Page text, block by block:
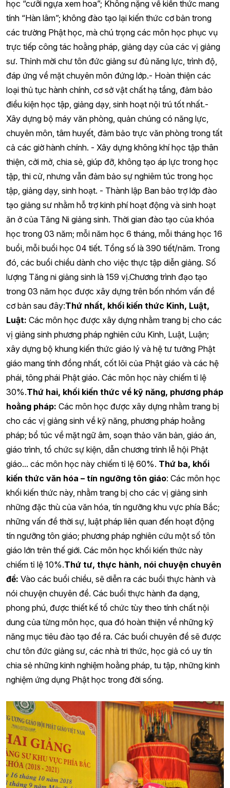
học “cưỡi ngựa xem hoa”; Không nặng về kiến thức mang
tính “Hàn lâm”; không đào tạo lại kiến thức cơ bản trong
các trường Phật học, mà chú trọng các môn học phục vụ
trực tiếp công tác hoằng pháp, giảng dạy của các vị giảng
sư. Thỉnh mời chư tôn đức giảng sư đủ năng lực, trình độ,
đáp ứng về mặt chuyên môn đứng lớp.- Hoàn thiện các
loại thủ tục hành chính, cơ sở vật chất hạ tầng, đảm bảo
điều kiện học tập, giảng dạy, sinh hoạt nội trú tốt nhất.-
Xây dựng bộ máy văn phòng, quản chúng có năng lực,
chuyên môn, tâm huyết, đảm bảo trực văn phòng trong tất
cả các giờ hành chính. - Xây dựng không khí học tập thân
thiện, cởi mở, chia sẻ, giúp đỡ, không tạo áp lực trong học
tập, thi cử, nhưng vẫn đảm bảo sự nghiêm túc trong học
tập, giảng dạy, sinh hoạt. - Thành lập Ban bảo trợ lớp đào
tạo giảng sư nhằm hỗ trợ kinh phí hoạt động và sinh hoạt
ăn ở của Tăng Ni giảng sinh. Thời gian đào tạo của khóa
học trong 03 năm; mỗi năm học 6 tháng, mỗi tháng học 16
buổi, mỗi buổi học 04 tiết. Tổng số là 390 tiết/năm. Trong
đó, các buổi chiều dành cho việc thực tập diễn giảng. Số
lượng Tăng ni giảng sinh là 159 vị.Chương trình đạo tạo
trong 03 năm học được xây dựng trên bốn nhóm vấn đề
cơ bản sau đây:Thứ nhất, khối kiến thức Kinh, Luật,
Luật: Các môn học được xây dựng nhằm trang bị cho các
vị giảng sinh phương pháp nghiên cứu Kinh, Luật, Luận;
xây dựng bộ khung kiến thức giáo lý và hệ tư tưởng Phật
giáo mang tính đồng nhất, cốt lõi của Phật giáo và các hệ
phái, tông phái Phật giáo. Các môn học này chiếm tỉ lệ
30%.Thứ hai, khối kiến thức về kỹ năng, phương pháp
hoằng pháp: Các môn học được xây dựng nhằm trang bị
cho các vị giảng sinh về kỹ năng, phương pháp hoằng
pháp; bổ túc về mặt ngữ âm, soạn thảo văn bản, giáo án,
giáo trình, tổ chức sự kiện, dẫn chương trình lễ hội Phật
giáo... các môn học này chiếm tỉ lệ 60%. Thứ ba, khối
kiến thức văn hóa – tín ngưỡng tôn giáo: Các môn học
khối kiến thức này, nhằm trang bị cho các vị giảng sinh
những đặc thù của văn hóa, tín ngưỡng khu vực phía Bắc;
những vấn đề thời sự, luật pháp liên quan đến hoạt động
tín ngưỡng tôn giáo; phương pháp nghiên cứu một số tôn
giáo lớn trên thế giới. Các môn học khối kiến thức này
chiếm tỉ lệ 10%.Thứ tư, thực hành, nói chuyện chuyên
đề: Vào các buổi chiều, sẽ diễn ra các buổi thực hành và
nói chuyện chuyên đề. Các buổi thực hành đa dạng,
phong phú, được thiết kế tổ chức tùy theo tính chất nội
dung của từng môn học, qua đó hoàn thiện về những kỹ
năng mục tiêu đào tạo đề ra. Các buổi chuyên đề sẽ được
chư tôn đức giảng sư, các nhà tri thức, học giả có uy tín
chia sẻ những kinh nghiệm hoằng pháp, tu tập, những kinh
nghiệm ứng dụng Phật học trong đời sống.